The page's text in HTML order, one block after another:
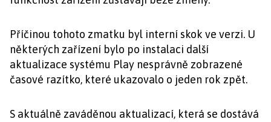
Příčinou tohoto zmatku byl interní skok ve verzi. U
některých zařízení bylo po instalaci další
aktualizace systému Play nesprávně zobrazené
časové razítko, které ukazovalo o jeden rok zpět.
S aktuálně zaváděnou aktualizací, která se dostává